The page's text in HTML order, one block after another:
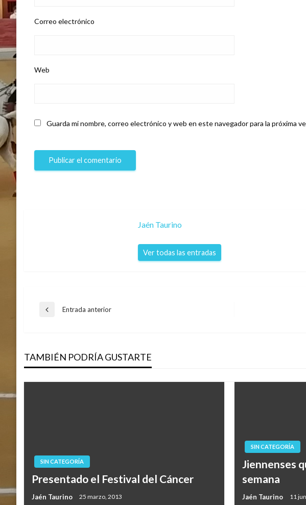
Correo electrónico
Web
Guarda mi nombre, correo electrónico y web en este navegador para la próxima
Jaén Taurino
Ver todas las entradas
Navegación
entradas
Entrada
Entrada anterior
TAMBIÉN PODRÍA GUSTARTE
SIN CATEGORÍA
Presentado el Festival del Cáncer
Jaén Taurino 25 marzo, 2013
SIN CATEGORÍA
Jiennenses
semana
Jaén Taurino 11